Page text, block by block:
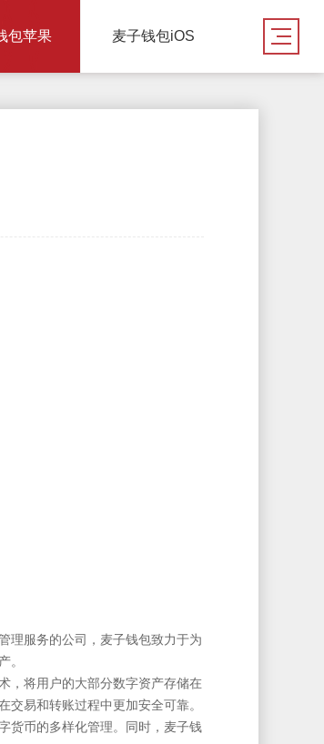
包苹果 麦子钱包iOS
理服务的公司，麦子钱包致力于为
。
，将用户的大部分数字资产存储在
易和转账过程中更加安全可靠。
货币的多样化管理。同时，麦子钱